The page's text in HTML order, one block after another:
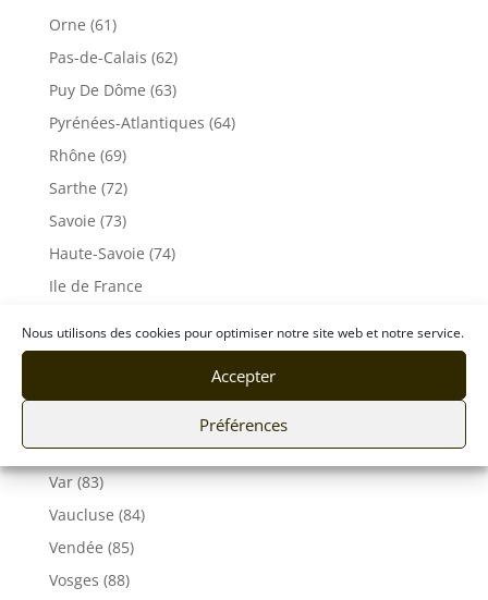
Nous utilisons des cookies pour optimiser notre site web et notre service.
Accepter
Préférences
Orne (61)
Pas-de-Calais (62)
Puy De Dôme (63)
Pyrénées-Atlantiques (64)
Rhône (69)
Sarthe (72)
Savoie (73)
Haute-Savoie (74)
Ile de France
Seine et Marne (77)
Tarn-et-Garonne (82)
Var (83)
Vaucluse (84)
Vendée (85)
Vosges (88)